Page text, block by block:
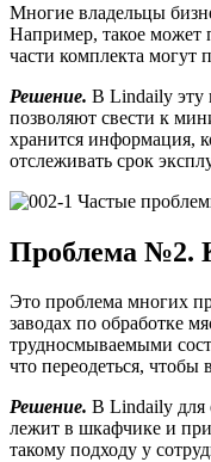
Многие владельцы
Например, такое может
части комплекта могут
Решение. В Lindaily эту
позволяют свести к
хранится информация,
отслеживать срок
Проблема №2.
Это проблема многих
заводах по обработке
трудносмываемыми
что переодеться, чтобы
Решение. В Lindaily для
лежит в шкафчике и
такому подходу у